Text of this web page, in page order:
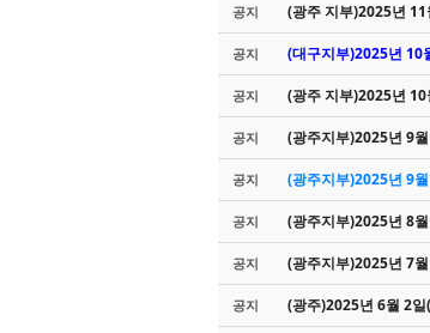
공지 (광주 지부)2025년
공지 (대구지부)2025년 10
공지 (광주 지부)2025년
공지 (광주지부)2025년 9
공지 (광주지부)2025년 9
공지 (광주지부)2025년 8
공지 (광주지부)2025년 7
공지 (광주)2025년 6월 2